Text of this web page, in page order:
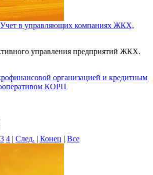
в управляющих компаниях ЖКХ,
управления предприятий ЖКХ.
организацией и кредитным
КОРП
3 4 | След. | Конец | Все